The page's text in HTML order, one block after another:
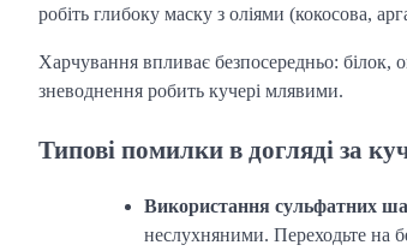
робіть глибоку маску з оліями (кокосова,
Харчування впливає безпосередньо:
зневоднення робить кучері млявими.
Типові помилки в догляді за
Використання сульфатних
неслухняними. Переходьте на